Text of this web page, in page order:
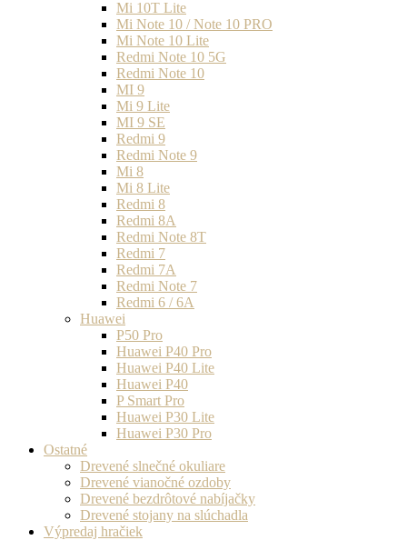
Mi 10T Lite
Mi Note 10 / Note 10 PRO
Mi Note 10 Lite
Redmi Note 10 5G
Redmi Note 10
MI 9
Mi 9 Lite
MI 9 SE
Redmi 9
Redmi Note 9
Mi 8
Mi 8 Lite
Redmi 8
Redmi 8A
Redmi Note 8T
Redmi 7
Redmi 7A
Redmi Note 7
Redmi 6 / 6A
Huawei
P50 Pro
Huawei P40 Pro
Huawei P40 Lite
Huawei P40
P Smart Pro
Huawei P30 Lite
Huawei P30 Pro
Ostatné
Drevené slnečné okuliare
Drevené vianočné ozdoby
Drevené bezdrôtové nabíjačky
Drevené stojany na slúchadla
Výpredaj hračiek